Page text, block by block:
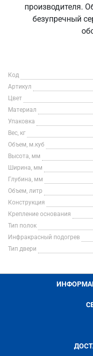
производителя.
безупречный
Код
Артикул
Цвет
Материал
Упаковка
Вес, кг
Объем, м.куб
Высота, мм
Ширина, мм
Глубина, мм
Объем, литр
Конструкция
Крепление основания
Тип полок
Инфракрасный подогрев
Тип двери